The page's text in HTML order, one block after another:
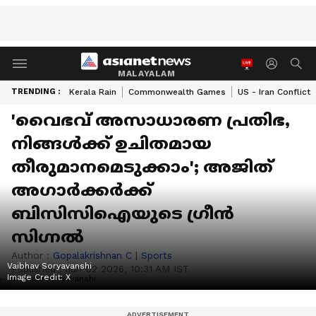
MALAYALAM
TRENDING : Kerala Rain Commonwealth Games US - Iran Conflict
'വൈഭവ് അസാധാരണ പ്രതിഭ,
നിങ്ങൾക്ക് ഉചിതമായ
തീരുമാനമെടുക്കാം'; അജിത്
അഗാർക്കർക്ക്
ബിസിസിഐയുടെ ഗ്രീൻ
സിഗ്നൽ
Author : Gopalakrishnan C | Sports
Published :Jun 02 2026, 10:31 AM IST
Vaibhav Soryavanshi
Image Credit:X